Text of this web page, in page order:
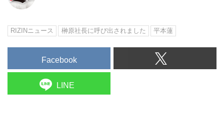
RIZINニュース 榊原社長に呼び出されました 平本蓮
Facebook
LINE